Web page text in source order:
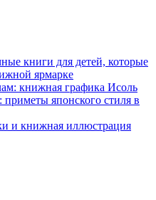
книги для детей, которые
ярмарке
книжная графика Исоль
японского стиля в
и книжная иллюстрация